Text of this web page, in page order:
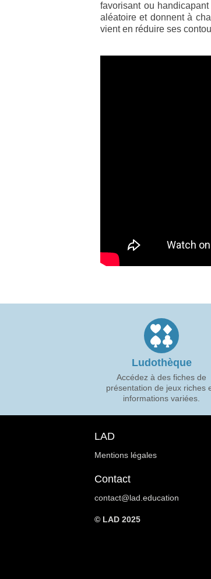
favorisant ou
aléatoire et donnent à
vient en réduire ses
Ludothèque
Accédez à des fiches de
présentation de jeux riches
informations variées.
LAD
Mentions légales
Contact
contact@lad.education
© LAD 2025